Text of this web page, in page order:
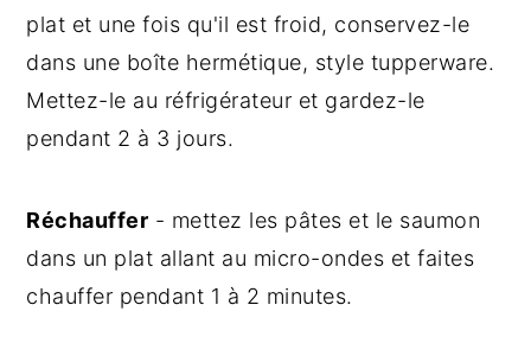
plat et une fois qu'il est froid, conservez-le
dans une boîte hermétique, style tupperware.
Mettez-le au réfrigérateur et gardez-le
pendant 2 à 3 jours.
Réchauffer - mettez les pâtes et le saumon
dans un plat allant au micro-ondes et faites
chauffer pendant 1 à 2 minutes.